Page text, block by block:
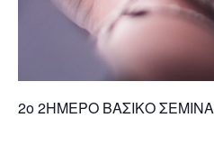
2ο 2ΗΜΕΡΟ ΒΑΣΙΚΟ